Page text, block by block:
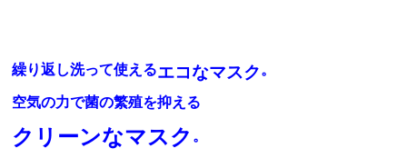
繰り返し洗って使えるエコなマスク。
空気の力で菌の繁殖を抑える
クリーンなマスク 。